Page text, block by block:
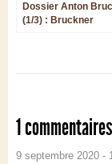
Dossier Anton
(1/3) : Bruckner
1 commentaires
9 septembre 2020 -